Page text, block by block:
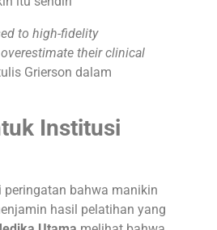
to high-fidelity
their clinical
Grierson dalam
Institusi
peringatan bahwa manikin
hasil pelatihan yang